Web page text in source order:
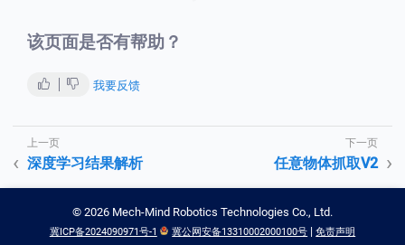
该页面是否有帮助？
我要反馈
深度学习结果解析 任意物体抓取V2
© 2026 Mech-Mind Robotics Technologies Co., Ltd.
冀ICP备2024090971号-1 冀公网安备13310002000100号 |免责声明